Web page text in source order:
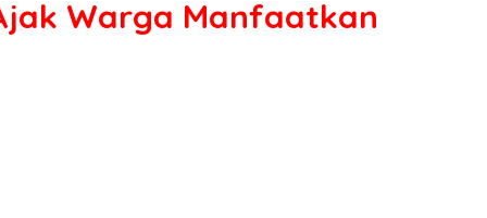
Warga Manfaatkan